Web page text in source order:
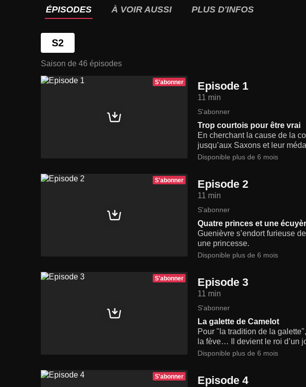
ÉPISODES À VOIR AUSSI PLUS D'INFOS
S2
Saison de 46 épisodes
S'abonner Episode 1
11 min
S'abonner
Trop courtois pour être vrai
En cherchant la cause de la
jusqu’aux Saxons et leur
Disponible plus de 6 mois
S'abonner Episode 2
11 min
S'abonner
Quatre princes et une
Guenièvre s’endort furieuse
une princesse.
Disponible plus de 6 mois
S'abonner Episode 3
11 min
S'abonner
La galette de Camelot
Pour "la tradition de la
la fève… Il devient le roi d’un
Disponible plus de 6 mois
S'abonner Episode 4